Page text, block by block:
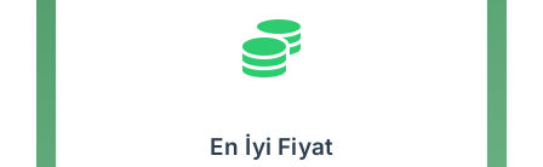
En İyi Fiyat